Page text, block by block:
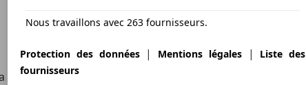
180ch
Nous travaillons avec 263 fournisseurs.
Protection des données| Mentions légales|
Liste des
fournisseurs